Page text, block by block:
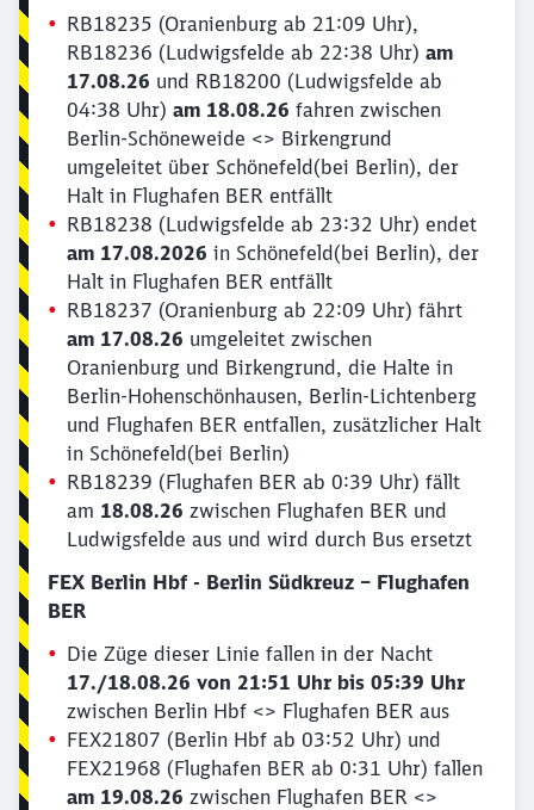
RB18235 (Oranienburg ab 21:09 Uhr),
RB18236 (Ludwigsfelde ab 22:38 Uhr) am
17.08.26 und RB18200 (Ludwigsfelde ab
04:38 Uhr) am 18.08.26 fahren zwischen
Berlin-Schöneweide <> Birkengrund
umgeleitet über Schönefeld(bei Berlin), der
Halt in Flughafen BER entfällt
RB18238 (Ludwigsfelde ab 23:32 Uhr) endet
am 17.08.2026 in Schönefeld(bei Berlin), der
Halt in Flughafen BER entfällt
RB18237 (Oranienburg ab 22:09 Uhr) fährt
am 17.08.26 umgeleitet zwischen
Oranienburg und Birkengrund, die Halte in
Berlin-Hohenschönhausen, Berlin-Lichtenberg
und Flughafen BER entfallen, zusätzlicher Halt
in Schönefeld(bei Berlin)
RB18239 (Flughafen BER ab 0:39 Uhr) fällt
am 18.08.26 zwischen Flughafen BER und
Ludwigsfelde aus und wird durch Bus ersetzt
FEX Berlin Hbf - Berlin Südkreuz – Flughafen
BER
Die Züge dieser Linie fallen in der Nacht
17./18.08.26 von 21:51 Uhr bis 05:39 Uhr
zwischen Berlin Hbf <> Flughafen BER aus
FEX21807 (Berlin Hbf ab 03:52 Uhr) und
FEX21968 (Flughafen BER ab 0:31 Uhr) fallen
am 19.08.26 zwischen Flughafen BER <>